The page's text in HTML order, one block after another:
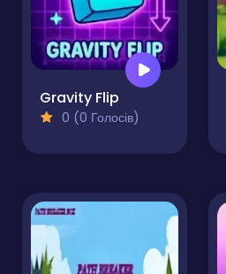
Gravity Flip
0 (0 Голосів)